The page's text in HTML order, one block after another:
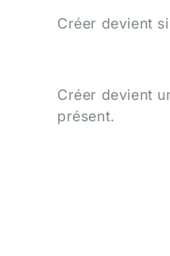
e
t
Créer devient
Créer devient
présent.